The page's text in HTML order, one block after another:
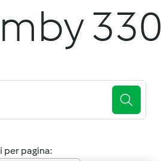
per pagina: